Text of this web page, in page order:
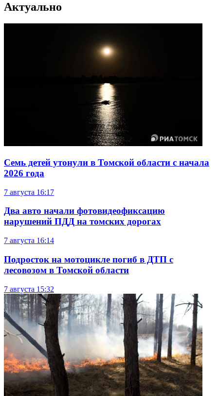
Актуально
Семь детей утонули в Томской области с начала
2026 года
7 августа 16:17
Два авто начали фотовидеофиксацию
нарушений ПДД на томских дорогах
7 августа 16:14
Подросток на мотоцикле погиб в ДТП с
лесовозом в Томской области
7 августа 15:32